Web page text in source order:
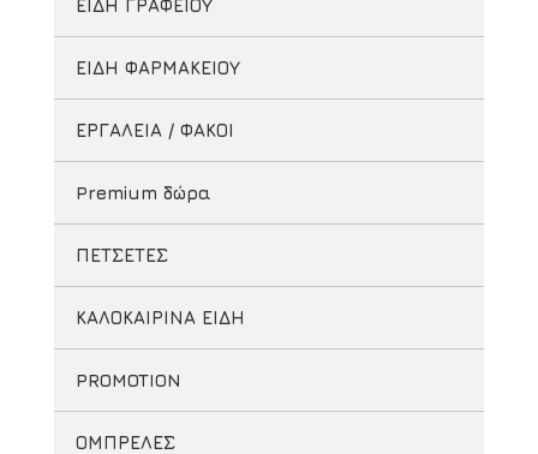
ΕΙΔΗ ΓΡΑΦΕΙΟΥ
ΕΙΔΗ ΦΑΡΜΑΚΕΙΟΥ
ΕΡΓΑΛΕΙΑ / ΦΑΚΟΙ
Premium δώρα
ΠΕΤΣΕΤΕΣ
ΚΑΛΟΚΑΙΡΙΝΑ ΕΙΔΗ
PROMOTION
ΟΜΠΡΕΛΕΣ